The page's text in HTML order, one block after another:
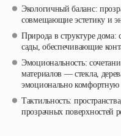
Экологичный баланс:
совмещающие эстетику и
Природа в структуре дома:
сады, обеспечивающие
Эмоциональность:
материалов — стекла,
эмоционально комфортную
Тактильность:
прозрачных поверхностей